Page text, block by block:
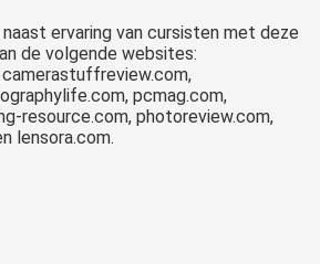
ervaring van cursisten met deze
de volgende websites:
pcmag.com,
resource.com, photoreview.com,
lensora.com.